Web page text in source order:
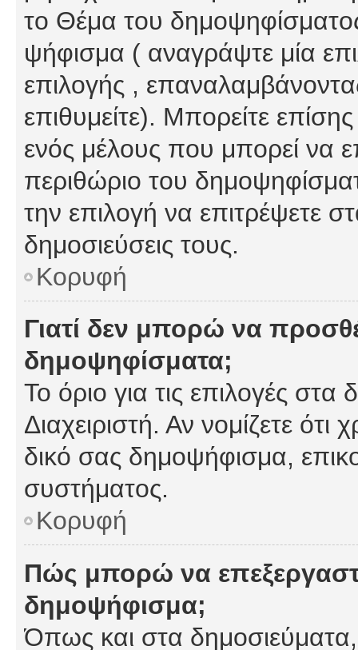
το Θέμα του
ψήφισμα ( αναγράψτε μία
επιλογής ,
επιθυμείτε). Μπορείτε
ενός μέλους που μπορεί να
περιθώριο του
την επιλογή να επιτρέψετε
δημοσιεύσεις τους.
Κορυφή
Γιατί δεν μπορώ να
δημοψηφίσματα;
Το όριο για τις επιλογές
Διαχειριστή. Αν νομίζετε ότι
δικό σας δημοψήφισμα,
συστήματος.
Κορυφή
Πώς μπορώ να
δημοψήφισμα;
Όπως και στα